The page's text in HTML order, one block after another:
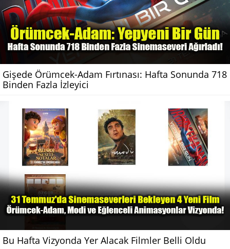
Gişede Örümcek-Adam Fırtınası: Hafta Sonunda 718
Binden Fazla İzleyici
Bu Hafta Vizyonda Yer Alacak Filmler Belli Oldu